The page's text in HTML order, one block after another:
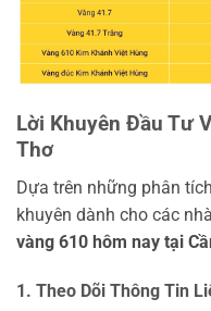
Lời Khuyên Đầu Tư
Thơ
Dựa trên những phân
khuyên dành cho các
vàng 610 hôm nay tại
1. Theo Dõi Thông Tin